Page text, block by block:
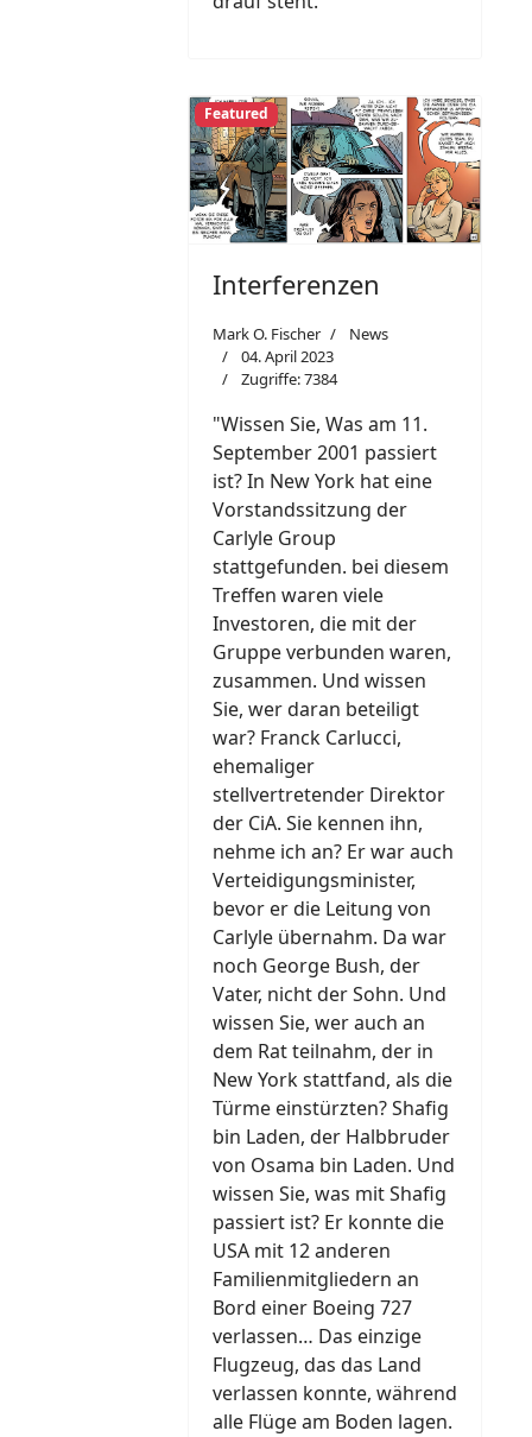
Featured
Interferenzen
Mark O. Fischer
News
04. April 2023
Zugriffe: 7384
"Wissen Sie, Was am 11.
September 2001 passiert
ist? In New York hat eine
Vorstandssitzung der
Carlyle Group
stattgefunden. bei diesem
Treffen waren viele
Investoren, die mit der
Gruppe verbunden waren,
zusammen. Und wissen
Sie, wer daran beteiligt
war? Franck Carlucci,
ehemaliger
stellvertretender Direktor
der CiA. Sie kennen ihn,
nehme ich an? Er war auch
Verteidigungsminister,
bevor er die Leitung von
Carlyle übernahm. Da war
noch George Bush, der
Vater, nicht der Sohn. Und
wissen Sie, wer auch an
dem Rat teilnahm, der in
New York stattfand, als die
Türme einstürzten? Shafig
bin Laden, der Halbbruder
von Osama bin Laden. Und
wissen Sie, was mit Shafig
passiert ist? Er konnte die
USA mit 12 anderen
Familienmitgliedern an
Bord einer Boeing 727
verlassen… Das einzige
Flugzeug, das das Land
verlassen konnte, während
alle Flüge am Boden lagen.